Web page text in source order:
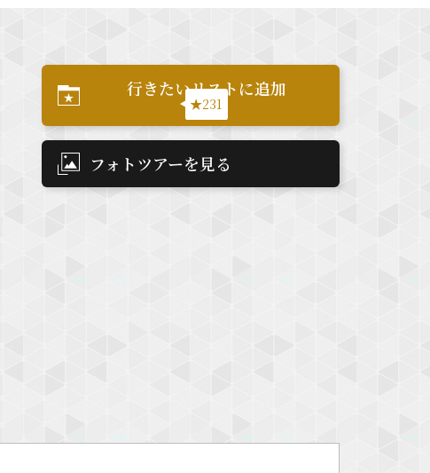
行きたいリストに追加
★231
フォトツアーを見る